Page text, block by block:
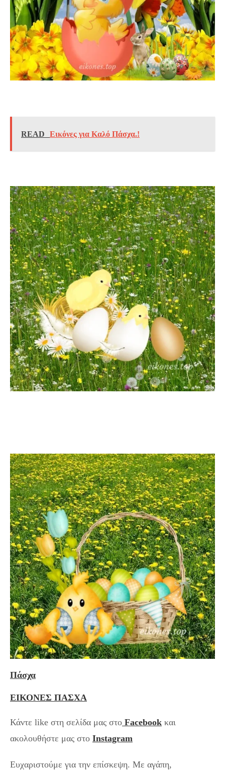
READ Εικόνες για Καλό Πάσχα.!
Πάσχα
ΕΙΚΟΝΕΣ ΠΑΣΧΑ
Κάντε like στη σελίδα μας στο Facebook και
ακολουθήστε μας στο Instagram
Ευχαριστούμε για την επίσκεψη. Με αγάπη,